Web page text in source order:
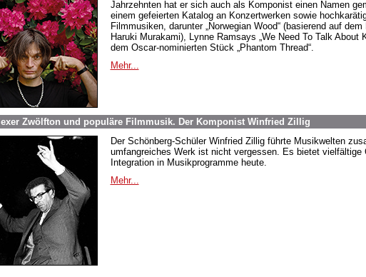
Jahrzehnten hat er sich auch als Komponist einen Namen
einem gefeierten Katalog an Konzertwerken sowie
Filmmusiken, darunter „Norwegian Wood“ (basierend auf dem
Haruki Murakami), Lynne Ramsays „We Need To Talk About
dem Oscar-nominierten Stück „Phantom Thread“.
Mehr...
Zwölfton und populäre Filmmusik. Der Komponist Winfried Zillig
Der Schönberg-Schüler Winfried Zillig führte Musikwelten
umfangreiches Werk ist nicht vergessen. Es bietet vielfältige
Integration in Musikprogramme heute.
Mehr...